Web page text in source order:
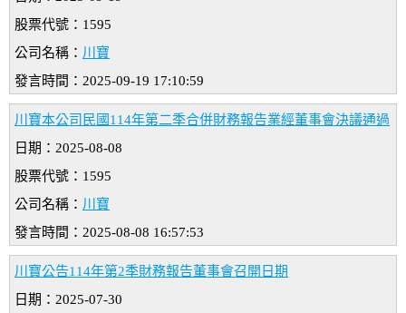
股票代號：1595
公司名稱： 川寶
發言時間：2025-09-19 17:10:59
川寶本公司民國114年第二季合併財務報告業經董事會決議通過
日期：2025-08-08
股票代號：1595
公司名稱： 川寶
發言時間：2025-08-08 16:57:53
川寶公告114年第2季財務報告董事會召開日期
日期：2025-07-30